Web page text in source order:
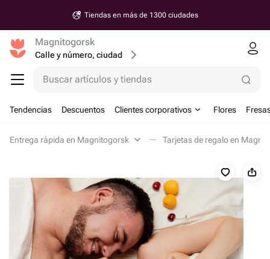
Tiendas en más de 1300 ciudades
Magnitogorsk
Calle y número, ciudad
Buscar artículos y tiendas
Tendencias Descuentos Clientes corporativos Flores
Entrega rápida en Magnitogorsk Tarjetas de regalo en